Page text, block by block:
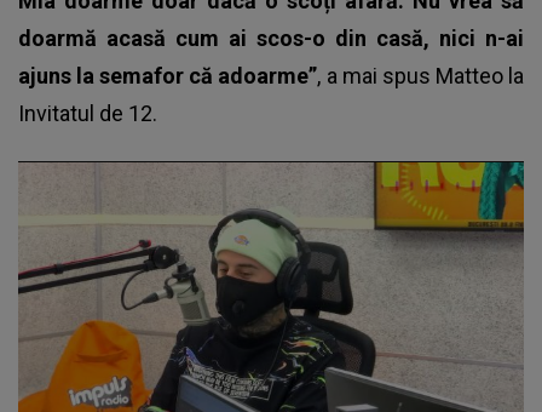
doarmă acasă cum ai scos-o din casă, nici n-ai
ajuns la semafor că adoarme”, a mai spus Matteo la
Invitatul de 12.